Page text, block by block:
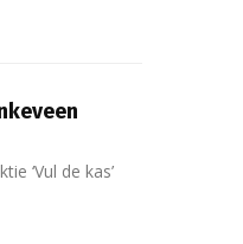
‘Vul de kas’